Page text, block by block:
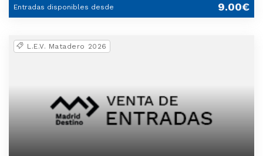
Entradas disponibles desde 9.00€
L.E.V. Matadero 2026